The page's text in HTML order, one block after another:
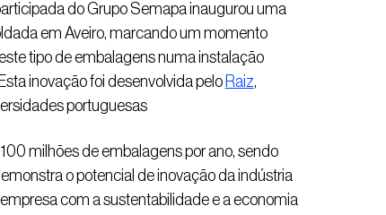
do Grupo Semapa inaugurou uma
em Aveiro, marcando um momento
tipo de embalagens numa instalação
inovação foi desenvolvida pelo Raiz,
portuguesas
milhões de embalagens por ano, sendo
o potencial de inovação da indústria
com a sustentabilidade e a economia